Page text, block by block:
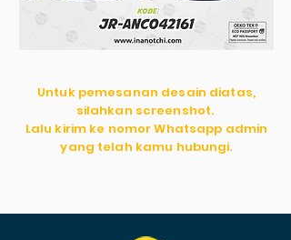
Untuk pemesanan desain diatas,
silahkan screenshot.
Lalu kirim ke nomor Whatsapp admin
yang telah kamu hubungi.